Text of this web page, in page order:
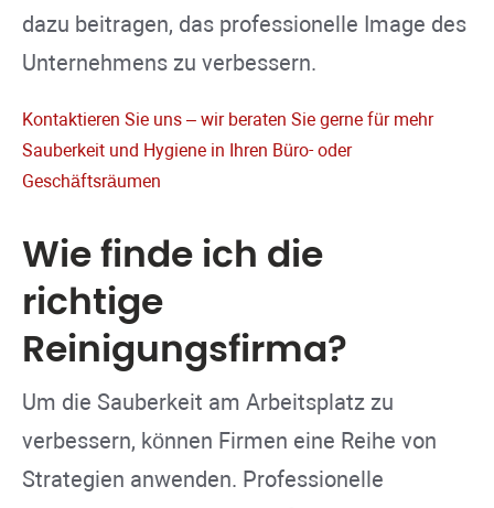
dazu beitragen, das professionelle Image des
Unternehmens zu verbessern.
Kontaktieren Sie uns – wir beraten Sie gerne für mehr
Sauberkeit und Hygiene in Ihren Büro- oder
Geschäftsräumen
Wie finde ich die
richtige
Reinigungsfirma?
Um die Sauberkeit am Arbeitsplatz zu
verbessern, können Firmen eine Reihe von
Strategien anwenden. Professionelle